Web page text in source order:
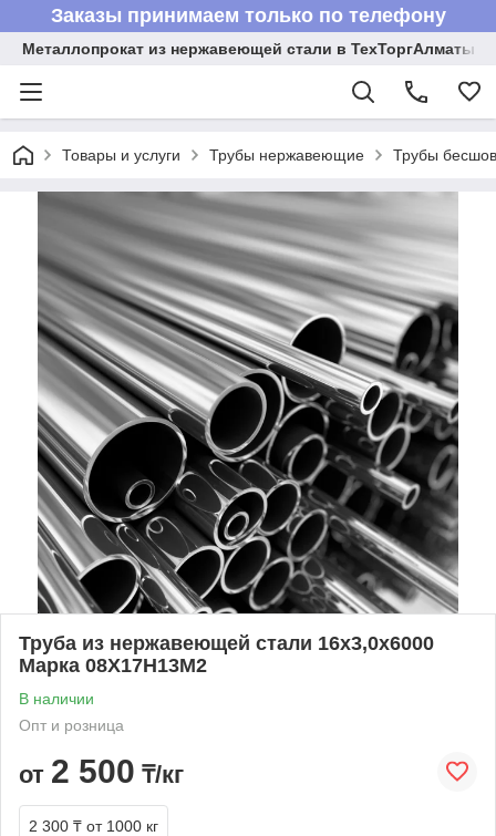
Заказы принимаем только по телефону
Металлопрокат из нержавеющей стали в ТехТоргАлматы
Товары и услуги Трубы нержавеющие Трубы
Труба из нержавеющей стали 16х3,0х6000
Марка 08Х17Н13М2
В наличии
Опт и розница
от 2 500 ₸/кг
2 300 ₸ от 1000 кг